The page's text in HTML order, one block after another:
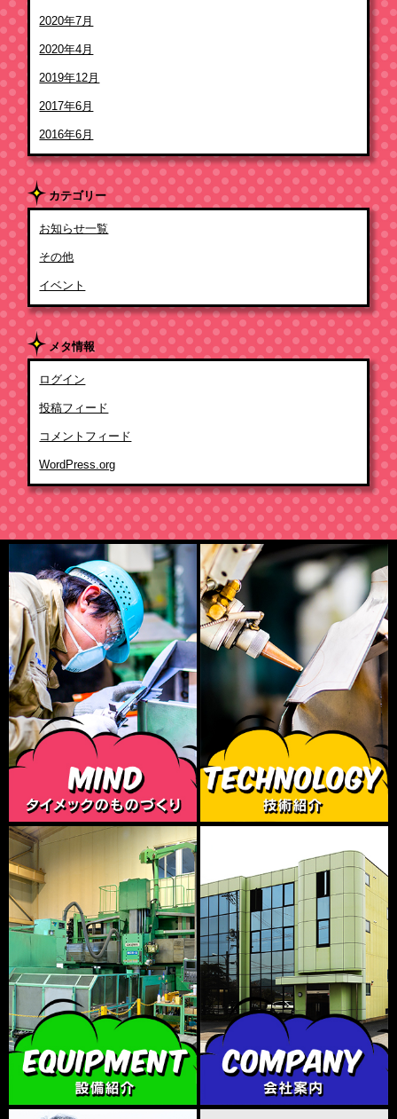
2020年7月
2020年4月
2019年12月
2017年6月
2016年6月
カテゴリー
お知らせ一覧
その他
イベント
メタ情報
ログイン
投稿フィード
コメントフィード
WordPress.org